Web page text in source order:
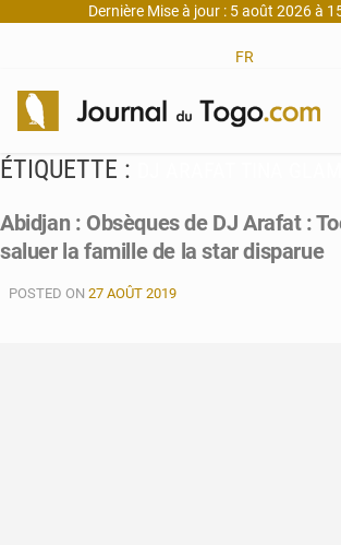
Dernière Mise à jour : 5 août 2026 à
FR
ÉTIQUETTE :
Abidjan : Obsèques de DJ Arafat :
saluer la famille de la star disparue
POSTED ON 27 AOÛT 2019